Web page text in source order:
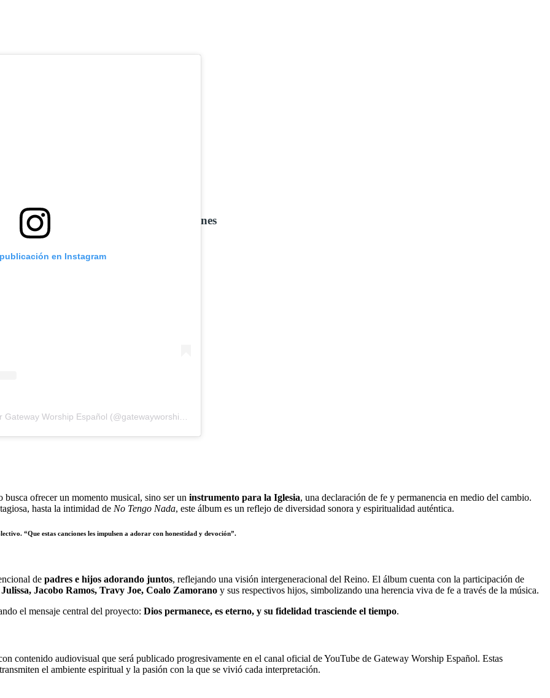
de adoración que une generaciones
en Instagram
busca ofrecer un momento musical, sino ser un instrumento para la Iglesia, una declaración de fe y permanencia en medio del cambio.
hasta la intimidad de No Tengo Nada, este álbum es un reflejo de diversidad sonora y espiritualidad auténtica.
“Que estas canciones les impulsen a adorar con honestidad y devoción”.
de padres e hijos adorando juntos, reflejando una visión intergeneracional del Reino. El álbum cuenta con la participación de
Jacobo Ramos, Travy Joe, Coalo Zamorano y sus respectivos hijos, simbolizando una herencia viva de fe a través de la música.
el mensaje central del proyecto: Dios permanece, es eterno, y su fidelidad trasciende el tiempo.
contenido audiovisual que será publicado progresivamente en el canal oficial de YouTube de Gateway Worship Español. Estas
el ambiente espiritual y la pasión con la que se vivió cada interpretación.